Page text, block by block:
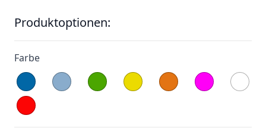
Produktoptionen:
Farbe